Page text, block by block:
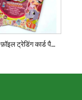
प्लास्टिक फ़ॉइल ट्रेडिंग कार्ड पैकिंग हीट सील